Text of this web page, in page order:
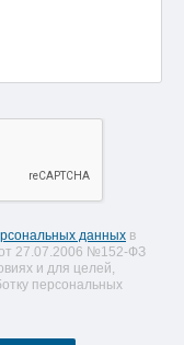
данных в
27.07.2006 №152-ФЗ
и для целей,
персональных